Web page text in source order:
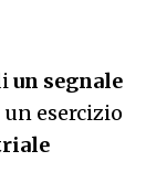
un segnale
esercizio